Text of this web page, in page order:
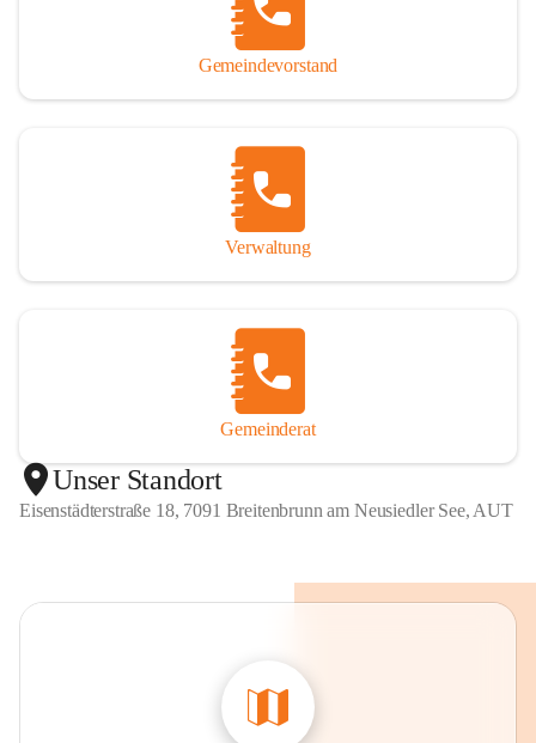
Gemeindevorstand
Verwaltung
Gemeinderat
Unser Standort
Eisenstädterstraße 18, 7091 Breitenbrunn am Neusiedler See, AUT